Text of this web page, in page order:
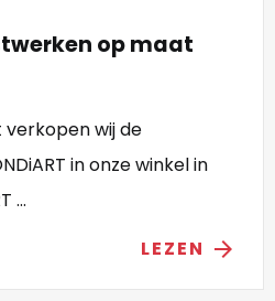
op maat
verkopen wij de
in onze winkel in
...
LEZEN arrow_forward